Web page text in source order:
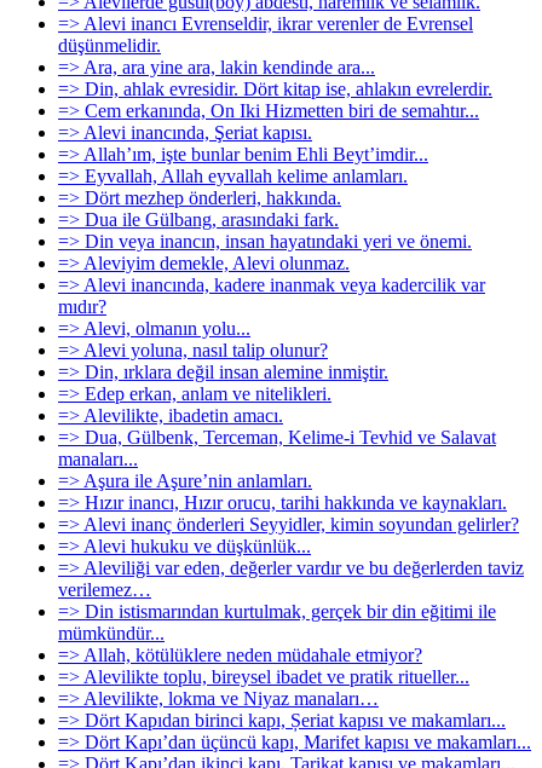
=> Alevi inancı Evrenseldir, ikrar verenler de Evrensel
düşünmelidir.
=> Ara, ara yine ara, lakin kendinde ara...
=> Din, ahlak evresidir. Dört kitap ise, ahlakın evrelerdir.
=> Cem erkanında, On Iki Hizmetten biri de semahtır...
=> Alevi inancında, Şeriat kapısı.
=> Allah’ım, işte bunlar benim Ehli Beyt’imdir...
=> Eyvallah, Allah eyvallah kelime anlamları.
=> Dört mezhep önderleri, hakkında.
=> Dua ile Gülbang, arasındaki fark.
=> Din veya inancın, insan hayatındaki yeri ve önemi.
=> Aleviyim demekle, Alevi olunmaz.
=> Alevi inancında, kadere inanmak veya kadercilik var
mıdır?
=> Alevi, olmanın yolu...
=> Alevi yoluna, nasıl talip olunur?
=> Din, ırklara değil insan alemine inmiştir.
=> Edep erkan, anlam ve nitelikleri.
=> Alevilikte, ibadetin amacı.
=> Dua, Gülbenk, Terceman, Kelime-i Tevhid ve Salavat
manaları...
=> Aşura ile Aşure’nin anlamları.
=> Hızır inancı, Hızır orucu, tarihi hakkında ve kaynakları.
=> Alevi inanç önderleri Seyyidler, kimin soyundan gelirler?
=> Alevi hukuku ve düşkünlük...
=> Aleviliği var eden, değerler vardır ve bu değerlerden taviz
verilemez…
=> Din istismarından kurtulmak, gerçek bir din eğitimi ile
mümkündür...
=> Allah, kötülüklere neden müdahale etmiyor?
=> Alevilikte toplu, bireysel ibadet ve pratik ritueller...
=> Alevilikte, lokma ve Niyaz manaları…
=> Dört Kapıdan birinci kapı, Șeriat kapısı ve makamları...
=> Dört Kapı’dan üçüncü kapı, Marifet kapısı ve makamları...
=> Dört Kapı’dan ikinci kapı, Tarikat kapısı ve makamları...